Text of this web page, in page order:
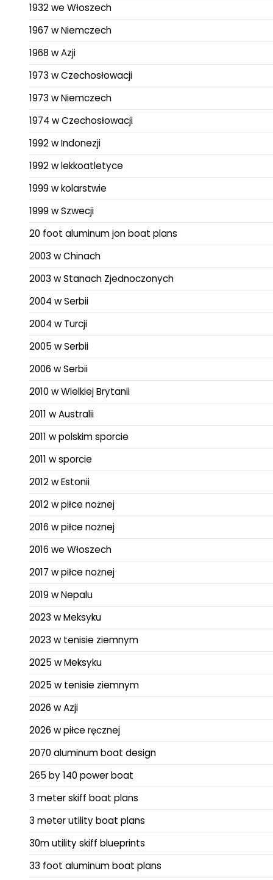
1932 we Włoszech
1967 w Niemczech
1968 w Azji
1973 w Czechosłowacji
1973 w Niemczech
1974 w Czechosłowacji
1992 w Indonezji
1992 w lekkoatletyce
1999 w kolarstwie
1999 w Szwecji
20 foot aluminum jon boat plans
2003 w Chinach
2003 w Stanach Zjednoczonych
2004 w Serbii
2004 w Turcji
2005 w Serbii
2006 w Serbii
2010 w Wielkiej Brytanii
2011 w Australii
2011 w polskim sporcie
2011 w sporcie
2012 w Estonii
2012 w piłce nożnej
2016 w piłce nożnej
2016 we Włoszech
2017 w piłce nożnej
2019 w Nepalu
2023 w Meksyku
2023 w tenisie ziemnym
2025 w Meksyku
2025 w tenisie ziemnym
2026 w Azji
2026 w piłce ręcznej
2070 aluminum boat design
265 by 140 power boat
3 meter skiff boat plans
3 meter utility boat plans
30m utility skiff blueprints
33 foot aluminum boat plans